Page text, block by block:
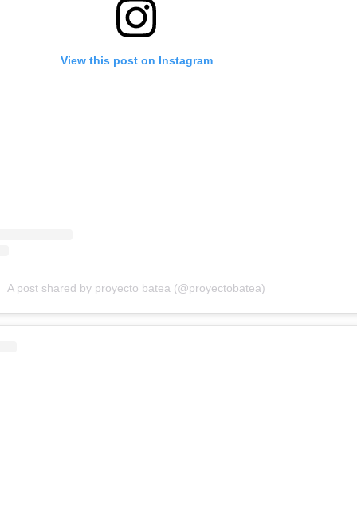
View this post on Instagram
A post shared by proyecto batea (@proyectobatea)